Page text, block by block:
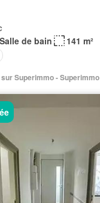
de bain
141 m²
Superimmo - Superimmo